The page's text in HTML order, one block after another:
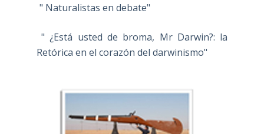
" Naturalistas en debate"
" ¿Está usted de broma, Mr Darwin?: la
Retórica en el corazón del darwinismo"